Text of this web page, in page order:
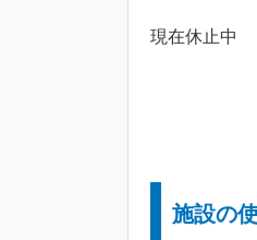
現在休止中
施設の